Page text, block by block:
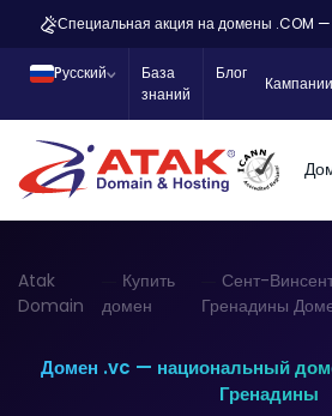
Специальная акция на домены .COM
Pусский
База
знаний
Блог
Кампании
Atak
Domain
Купить
домен
Сент-
Гренадины
Домен .vc — национальный
Гренадины